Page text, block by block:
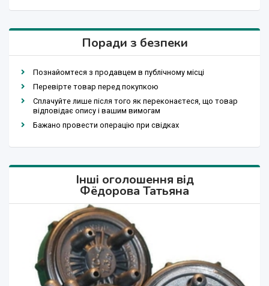
Поради з безпеки
Познайомтеся з продавцем в публічному місці
Перевірте товар перед покупкою
Сплачуйте лише після того як переконаєтеся, що товар
відповідає опису і вашим вимогам
Бажано провести операцію при свідках
Інші оголошення від
Фёдорова Татьяна